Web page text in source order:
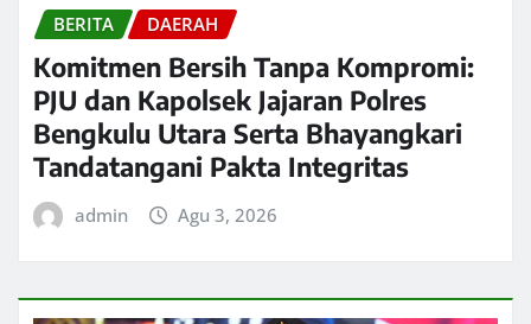
BERITA DAERAH
Komitmen Bersih Tanpa Kompromi:
PJU dan Kapolsek Jajaran Polres
Bengkulu Utara Serta Bhayangkari
Tandatangani Pakta Integritas
admin Agu 3, 2026